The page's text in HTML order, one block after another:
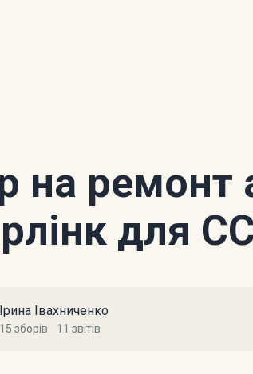
на ремонт
для
Ірина Івахниченко
15 зборів 11 звітів